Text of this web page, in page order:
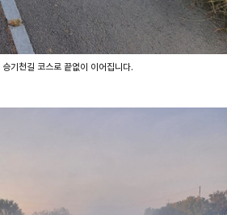
기천길 코스로 끝없이 이어집니다.